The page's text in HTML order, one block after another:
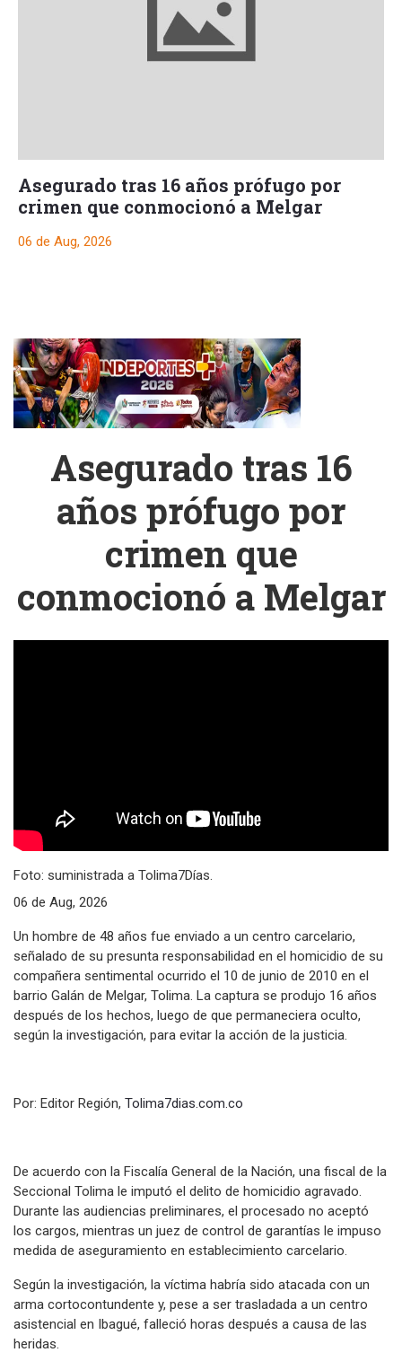
Asegurado tras 16 años prófugo por
crimen que conmocionó a Melgar
06 de Aug, 2026
Asegurado tras 16
años prófugo por
crimen que
conmocionó a Melgar
Foto: suministrada a Tolima7Días.
06 de Aug, 2026
Un hombre de 48 años fue enviado a un centro carcelario,
señalado de su presunta responsabilidad en el homicidio de su
compañera sentimental ocurrido el 10 de junio de 2010 en el
barrio Galán de Melgar, Tolima. La captura se produjo 16 años
después de los hechos, luego de que permaneciera oculto,
según la investigación, para evitar la acción de la justicia.
Por: Editor Región, Tolima7dias.com.co
De acuerdo con la Fiscalía General de la Nación, una fiscal de la
Seccional Tolima le imputó el delito de homicidio agravado.
Durante las audiencias preliminares, el procesado no aceptó
los cargos, mientras un juez de control de garantías le impuso
medida de aseguramiento en establecimiento carcelario.
Según la investigación, la víctima habría sido atacada con un
arma cortocontundente y, pese a ser trasladada a un centro
asistencial en Ibagué, falleció horas después a causa de las
heridas.